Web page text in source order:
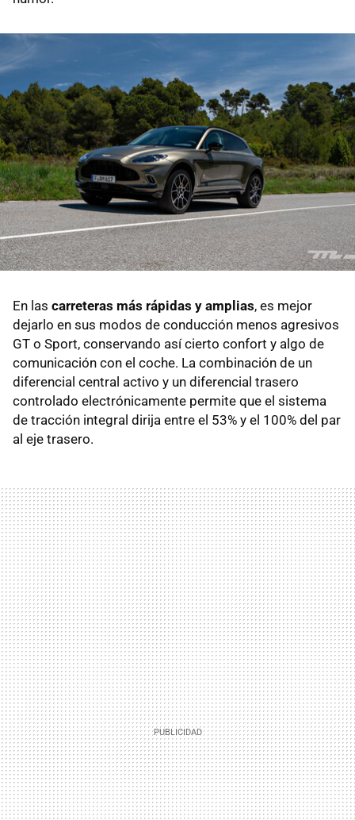
En las carreteras más rápidas y amplias, es mejor
dejarlo en sus modos de conducción menos agresivos
GT o Sport, conservando así cierto confort y algo de
comunicación con el coche. La combinación de un
diferencial central activo y un diferencial trasero
controlado electrónicamente permite que el sistema
de tracción integral dirija entre el 53% y el 100% del par
al eje trasero.